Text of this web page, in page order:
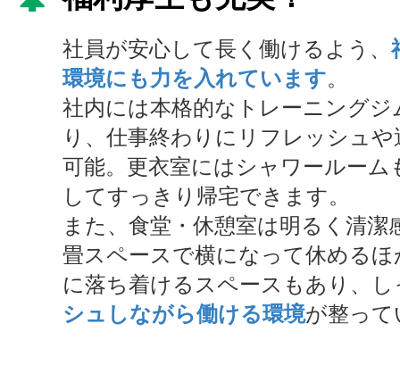
社員が安心して長く働けるよう、
環境にも力を入れています。
社内には本格的なトレーニング
り、仕事終わりにリフレッシュ
可能。更衣室にはシャワールーム
してすっきり帰宅できます。
また、食堂・休憩室は明るく清潔
畳スペースで横になって休める
に落ち着けるスペースもあり、
シュしながら働ける環境が整っ